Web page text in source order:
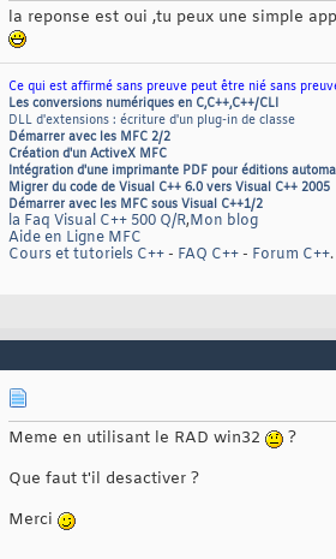
la reponse est oui ,tu peux une simple
Ce qui est affirmé sans preuve peut être nié sans
Les conversions numériques en C,C++,C++/CLI
DLL d'extensions : écriture d'un plug-in de classe
Démarrer avec les MFC 2/2
Création d'un ActiveX MFC
Intégration d'une imprimante PDF pour éditions
Migrer du code de Visual C++ 6.0 vers Visual C++ 2005
Démarrer avec les MFC sous Visual C++1/2
la Faq Visual C++ 500 Q/R,Mon blog
Aide en Ligne MFC
Cours et tutoriels C++- FAQ C++- Forum C++.
Meme en utilisant le RAD win32
?
Que faut t'il desactiver ?
Merci